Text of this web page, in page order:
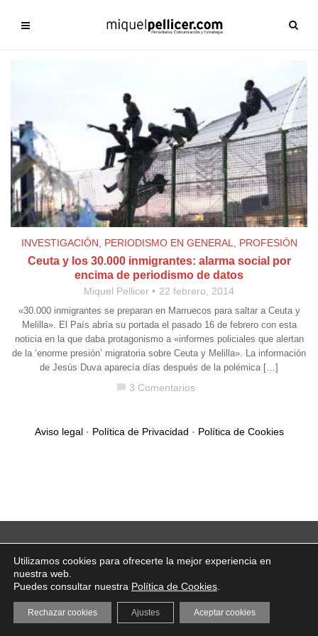
INVESTIGACIÓN, PERIODISMO EN GENERAL, PROFESIÓN
Ceuta y los 30.000 inmigrantes: alarma social por
encima de periodismo de datos
Miquel Pellicer 22 febrero, 2014
«30.000 inmigrantes se preparan en Marruecos para saltar a Ceuta y
Melilla». El País abría su portada el pasado 16 de febrero con esta
noticia en la que daba protagonismo a «informes policiales que alertan
de la ‘enorme presión’ migratoria sobre Ceuta y Melilla». La información
de Jesús Duva aparecía días después de la polémica […]
chat_bubble 3 Comentarios
Aviso legal· Política de Privacidad · Política de Cookies
Utilizamos cookies para ofrecerte la mejor experiencia en
nuestra web.
Puedes consultar nuestra Política de Cookies
Aceptar cookies
Rechazar cookies Ajustes